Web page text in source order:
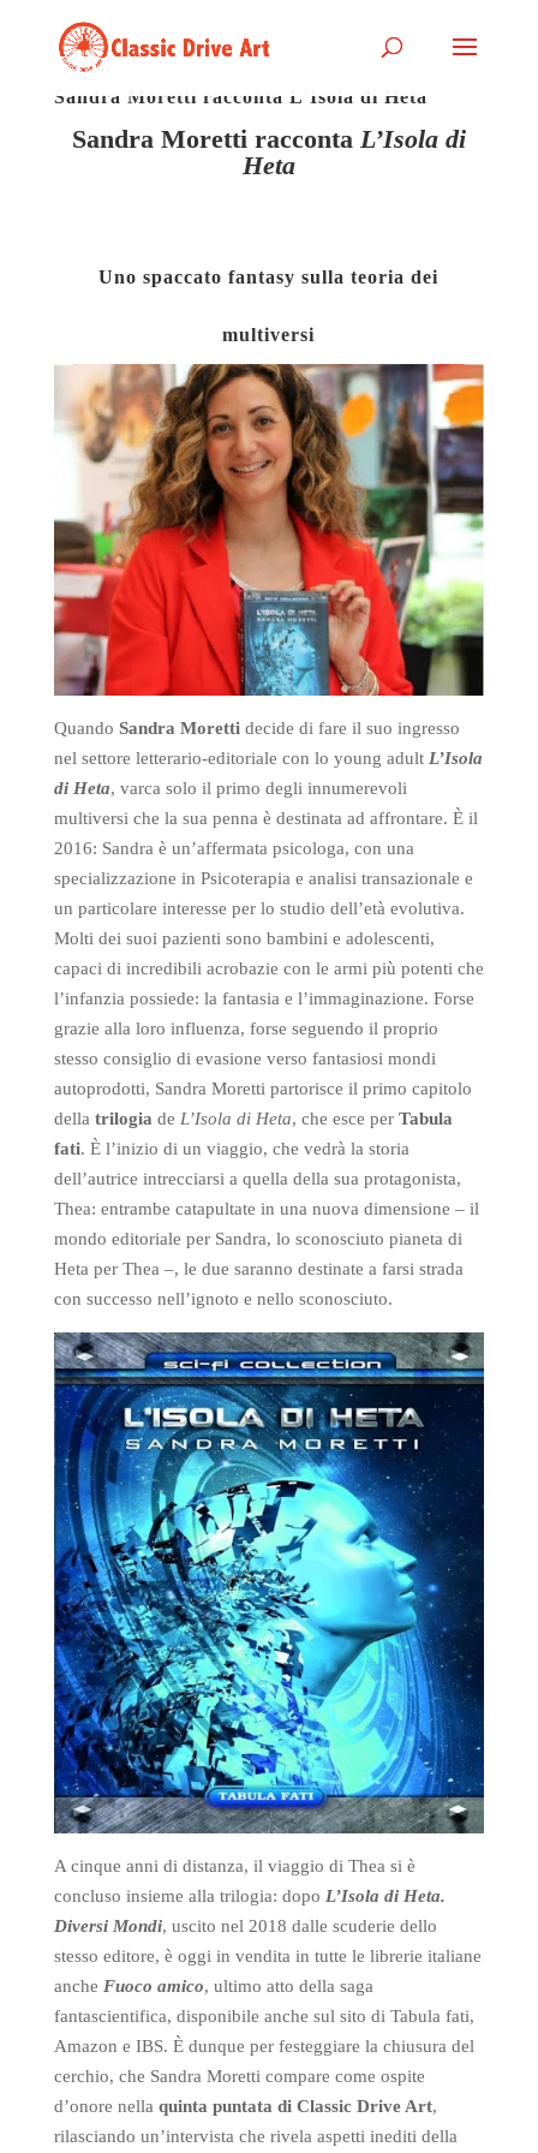
Sandra Moretti racconta L’Isola di Heta
Sandra Moretti racconta L’Isola di
Heta
Uno spaccato fantasy sulla teoria dei
multiversi
Quando Sandra Moretti decide di fare il suo ingresso
nel settore letterario-editoriale con lo young adult L’Isola
di Heta, varca solo il primo degli innumerevoli
multiversi che la sua penna è destinata ad affrontare. È il
2016: Sandra è un’affermata psicologa, con una
specializzazione in Psicoterapia e analisi transazionale e
un particolare interesse per lo studio dell’età evolutiva.
Molti dei suoi pazienti sono bambini e adolescenti,
capaci di incredibili acrobazie con le armi più potenti che
l’infanzia possiede: la fantasia e l’immaginazione. Forse
grazie alla loro influenza, forse seguendo il proprio
stesso consiglio di evasione verso fantasiosi mondi
autoprodotti, Sandra Moretti partorisce il primo capitolo
della trilogia de L’Isola di Heta, che esce per Tabula
fati. È l’inizio di un viaggio, che vedrà la storia
dell’autrice intrecciarsi a quella della sua protagonista,
Thea: entrambe catapultate in una nuova dimensione – il
mondo editoriale per Sandra, lo sconosciuto pianeta di
Heta per Thea –, le due saranno destinate a farsi strada
con successo nell’ignoto e nello sconosciuto.
A cinque anni di distanza, il viaggio di Thea si è
concluso insieme alla trilogia: dopo L’Isola di Heta.
Diversi Mondi, uscito nel 2018 dalle scuderie dello
stesso editore, è oggi in vendita in tutte le librerie italiane
anche Fuoco amico, ultimo atto della saga
fantascientifica, disponibile anche sul sito di Tabula fati,
Amazon e IBS. È dunque per festeggiare la chiusura del
cerchio, che Sandra Moretti compare come ospite
d’onore nella quinta puntata di Classic Drive Art,
rilasciando un’intervista che rivela aspetti inediti della